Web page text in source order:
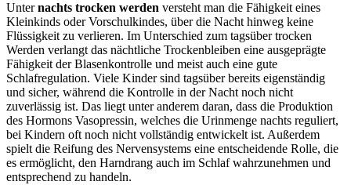
Unternachts trocken werden versteht man die Fähigkeit eines
Kleinkinds oder Vorschulkindes, über die Nacht hinweg keine
Flüssigkeit zu verlieren. Im Unterschied zum tagsüber trocken
Werden verlangt das nächtliche Trockenbleiben eine ausgeprägte
Fähigkeit der Blasenkontrolle und meist auch eine gute
Schlafregulation. Viele Kinder sind tagsüber bereits eigenständig
und sicher, während die Kontrolle in der Nacht noch nicht
zuverlässig ist. Das liegt unter anderem daran, dass die Produktion
des Hormons Vasopressin, welches die Urinmenge nachts reguliert,
bei Kindern oft noch nicht vollständig entwickelt ist. Außerdem
spielt die Reifung des Nervensystems eine entscheidende Rolle, die
es ermöglicht, den Harndrang auch im Schlaf wahrzunehmen und
entsprechend zu handeln.